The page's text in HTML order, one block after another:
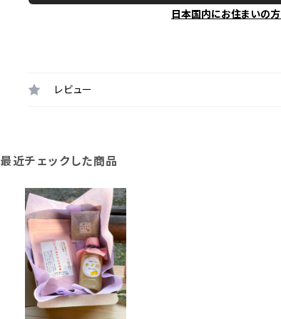
日本国内にお住まいの
レビュー
最近チェックした商品